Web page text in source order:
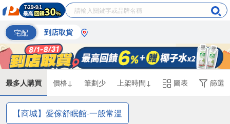
宅配 到店取貨
最多人購買 價格↓ 筆劃少 上架時間↓ 圖表 篩選
【商城】愛傢舒眠館-一般常溫